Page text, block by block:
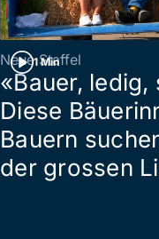
1 Min
Neue Staffel
«Bauer,
Diese
Bauern
der grossen